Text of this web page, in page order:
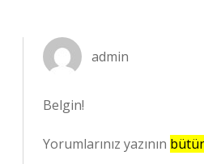
admin
Belgin!
Yorumlarınız yazının